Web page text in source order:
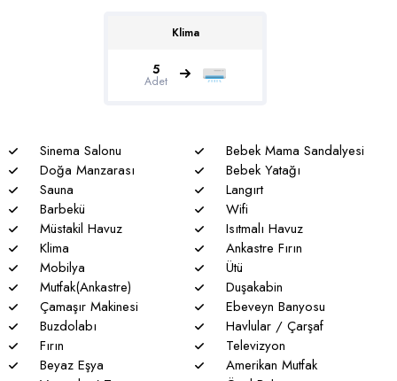
* Doğa ile iç içe olan tüm villalarımızda düzenli olarak ilaçlama
yapılmaktadır. Bütün önlemlere rağmen çevrede kelebek,
* Havuzu korunaklı villalarımızda sizlere %100 görünmeme
garantisi verememekteyiz. Bu villalarımızda her zaman %5
sakınma payı mevcuttur.
* Villalarımızda yaz aylarında yoğun nüfus artışı nedeniyle
nadiren de olsa elektrik ve su kesintileri yaşanabilmektedir.
Klima
5
Adet
Sinema Salonu
Bebek Mama Sandalyesi
Doğa Manzarası
Bebek Yatağı
Sauna
Langırt
Barbekü
Wifi
Müstakil Havuz
Isıtmalı Havuz
Klima
Ankastre Fırın
Mobilya
Ütü
Mutfak(Ankastre)
Duşakabin
Çamaşır Makinesi
Ebeveyn Banyosu
Buzdolabı
Havlular / Çarşaf
Fırın
Televizyon
Beyaz Eşya
Amerikan Mutfak